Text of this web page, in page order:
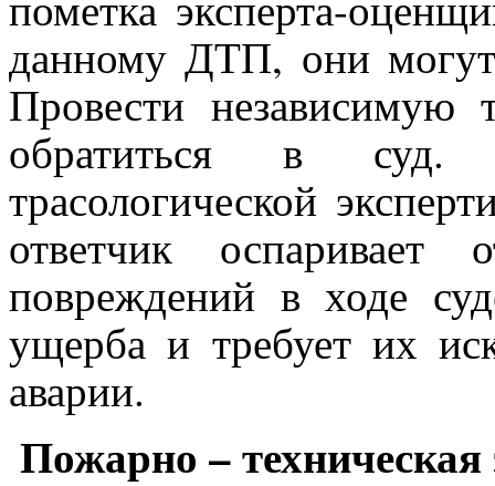
данному ДТП, они
Провести независимую
обратиться в суд.
трасологической
ответчик
повреждений в ходе
ущерба и требует их
аварии.
Пожарно – техническая